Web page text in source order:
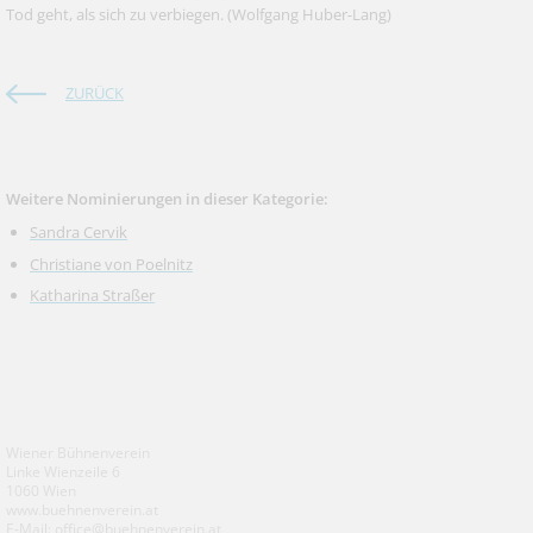
Tod geht, als sich zu verbiegen. (Wolfgang Huber-Lang)
ZURÜCK
Weitere Nominierungen in dieser Kategorie:
Sandra Cervik
Christiane von Poelnitz
Katharina Straßer